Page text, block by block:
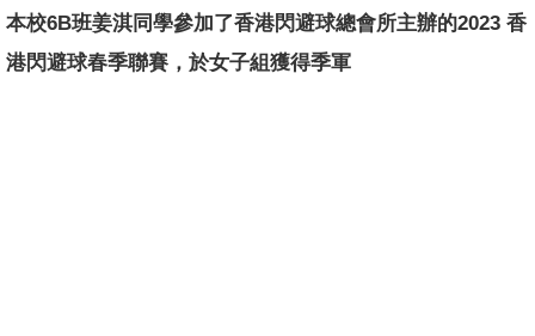
本校6B班姜淇同學參加了香港閃避球總會所主辦的2023 香
港閃避球春季聯賽，於女子組獲得季軍